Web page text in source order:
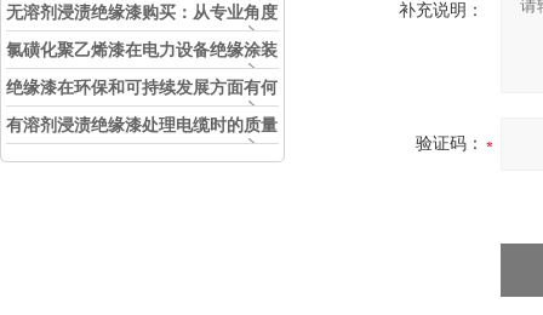
的角色
无溶剂浸渍绝缘漆购买：从专业角度
看如何选择
氯磺化聚乙烯漆在电力设备绝缘涂装
中的实际应用效果
绝缘漆在环保和可持续发展方面有何
考虑？
有溶剂浸渍绝缘漆处理电缆时的质量
和安全性考虑因素
补充说明：
验证码：